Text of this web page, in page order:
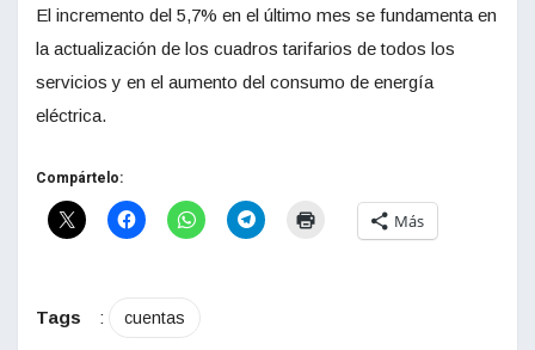
El incremento del 5,7% en el último mes se fundamenta en
la actualización de los cuadros tarifarios de todos los
servicios y en el aumento del consumo de energía
eléctrica.
Compártelo:
Más
Tags : cuentas